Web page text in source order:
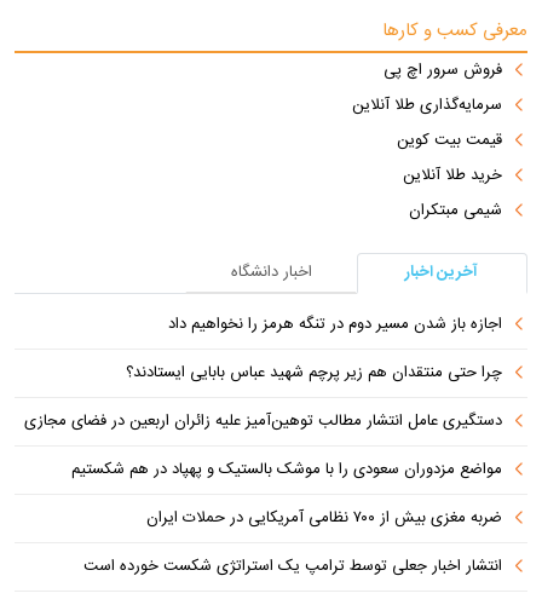
معرفی کسب و کارها
فروش سرور اچ پی
سرمایه‌گذاری طلا آنلاین
قیمت بیت کوین
خرید طلا آنلاین
شیمی مبتکران
آخرین اخبار
اخبار دانشگاه
اجازه باز شدن مسیر دوم در تنگه هرمز را نخواهیم داد
چرا حتی منتقدان هم زیر پرچم شهید عباس بابایی ایستادند؟
دستگیری عامل انتشار مطالب توهین‌آمیز علیه زائران اربعین در فضای مجازی
مواضع مزدوران سعودی را با موشک بالستیک و پهپاد در هم شکستیم
ضربه مغزی بیش از ۷۰۰ نظامی آمریکایی در حملات ایران
انتشار اخبار جعلی توسط ترامپ یک استراتژی شکست خورده است